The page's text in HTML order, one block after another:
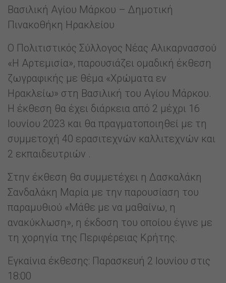
Βασιλική Αγίου Μάρκου – Δημοτική
Πινακοθήκη Ηρακλείου
Ο Πολιτιστικός Σύλλογος Νέας Αλικαρνασσού
«Η Αρτεμισία», παρουσιάζει ομαδική έκθεση
ζωγραφικής με θέμα «Χρώματα εν
Ηρακλείω» στη Βασιλική του Αγίου Μάρκου.
Η έκθεση θα έχει διάρκεια από 2 μέχρι 16
Ιουνίου 2023 και θα πραγματοποιηθεί με τη
συμμετοχή 40 ερασιτεχνών καλλιτεχνών και
2 εκπαιδευτριών .
Στην έκθεση θα συμμετέχει η Δασκαλάκη
Σανδαλάκη Μαρία με την παρουσίαση του
παραμυθιού «Μάθε με να μαθαίνω, η
ανακύκλωση», η έκδοση του οποίου έγινε με
τη χορηγία της Περιφέρειας Κρήτης.
Εγκαίνια έκθεσης: Παρασκευή 2 Ιουνίου στις
18:00